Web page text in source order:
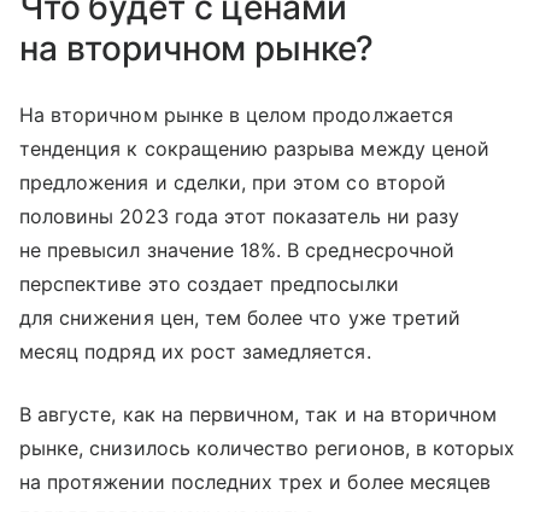
на вторичном рынке?
На вторичном рынке в целом продолжается
тенденция к сокращению разрыва между ценой
предложения и сделки, при этом со второй
половины 2023 года этот показатель ни разу
не превысил значение 18%. В среднесрочной
перспективе это создает предпосылки
для снижения цен, тем более что уже третий
месяц подряд их рост замедляется.
В августе, как на первичном, так и на вторичном
рынке, снизилось количество регионов, в которых
на протяжении последних трех и более месяцев